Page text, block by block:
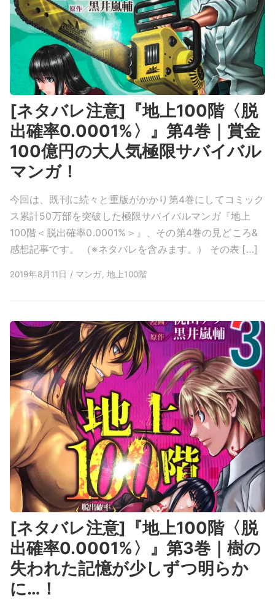
[ネタバレ注意]『地上100階〈脱
出確率0.0001%〉』第4巻｜賞金
100億円の大人気極限サバイバル
マンガ！
今回は、既刊に続々と重版がかかり第4巻にしてコミック
ス累計50万部を突破した極限サバイバルマンガ『地上
100階＜脱出確率0.0001%＞』、その第4巻の見どころ&
感想記事です。 （※ネタバレを含みます。） その表 […]
2019年8月11日 / マンガ, 地上100階
[ネタバレ注意]『地上100階〈脱
出確率0.0001%〉』第3巻｜樹の
失われた記憶が少しずつ明らか
に…！